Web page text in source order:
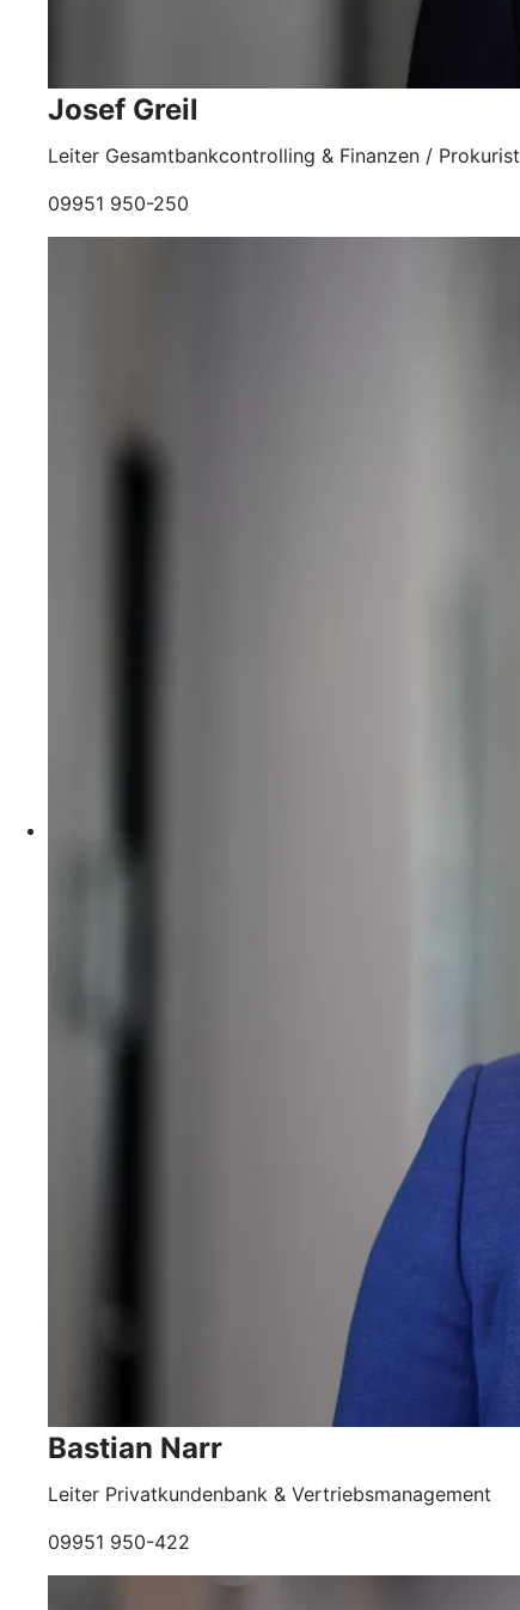
Josef Greil
Leiter Gesamtbankcontrolling & Finanzen / Prokurist
09951 950-250
Bastian Narr
Leiter Privatkundenbank & Vertriebsmanagement
09951 950-422